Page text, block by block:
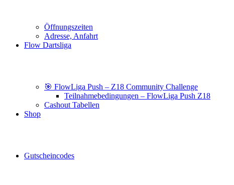
Öffnungszeiten
Adresse, Anfahrt
Flow Dartsliga
🎯 FlowLiga Push – Z18 Community Challenge
Teilnahmebedingungen – FlowLiga Push Z18
Cashout Tabellen
Shop
Gutscheincodes